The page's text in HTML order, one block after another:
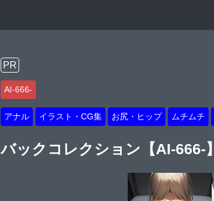
PR
AI-666-
アナル イラスト・CG集 お尻・ヒップ ムチムチ
バックコレクション【AI-666-】